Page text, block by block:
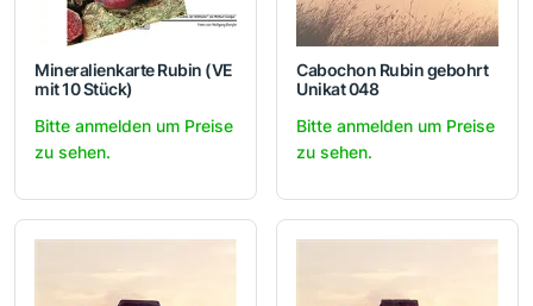
Mineralienkarte Rubin (VE
mit 10 Stück)
Bitte anmelden um Preise
zu sehen.
Cabochon Rubin gebohrt
Unikat 048
Bitte anmelden um Preise
zu sehen.